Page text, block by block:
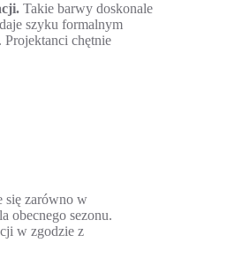
Takie barwy doskonale
szyku formalnym
Projektanci chętnie
się zarówno w
obecnego sezonu.
w zgodzie z